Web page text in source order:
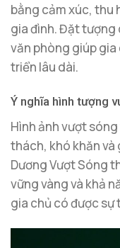
bằng cảm xúc, thu
gia đình. Đặt
văn phòng giúp gia
triển lâu dài.
Ý nghĩa hình tượng
Hình ảnh vượt
thách, khó khăn
Dương Vượt Sóng
vững vàng và khả
gia chủ có được sự